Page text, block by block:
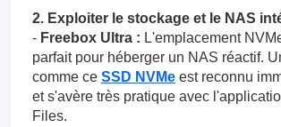
2. Exploiter le stockage et le NAS
- Freebox Ultra : L'emplacement
parfait pour héberger un NAS réactif.
comme ce SSD NVMe est reconnu
et s'avère très pratique avec
Files.